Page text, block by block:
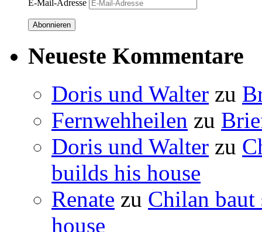
E-Mail-Adresse
Abonnieren
Neueste Kommentare
Doris und Walter zu
Fernwehheilen zu
Doris und Walter zu
builds his house
Renate zu Chilan
house